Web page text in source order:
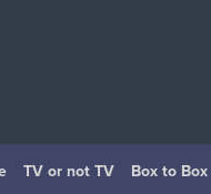
TV or not TV Box to Box